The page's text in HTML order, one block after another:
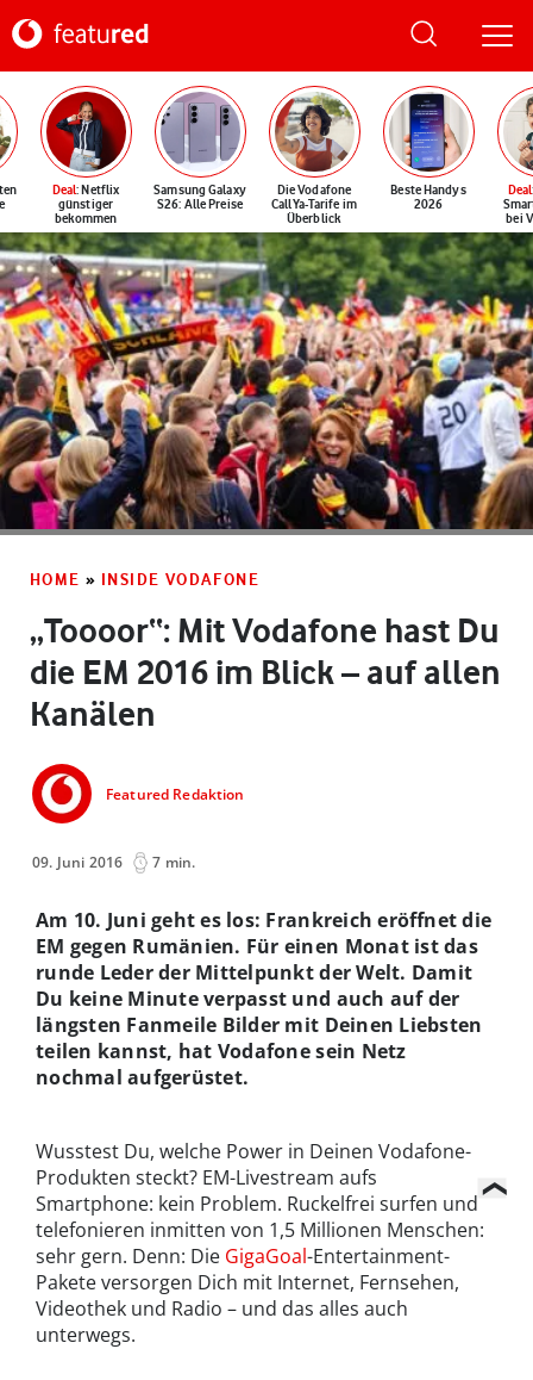
Deal: Netflix
günstiger
bekommen
Samsung Galaxy
S26: Alle Preise
Die Vodafone
CallYa-Tarife im
Überblick
Beste Handys
2026
Deal
bei
HOME » INSIDE VODAFONE
„Toooor“: Mit Vodafone hast Du
die EM 2016 im Blick – auf allen
Kanälen
Featured Redaktion
09. Juni 2016 7 min.
Am 10. Juni geht es los: Frankreich eröffnet die
EM gegen Rumänien. Für einen Monat ist das
runde Leder der Mittelpunkt der Welt. Damit
Du keine Minute verpasst und auch auf der
längsten Fanmeile Bilder mit Deinen Liebsten
teilen kannst, hat Vodafone sein Netz
nochmal aufgerüstet.
Wusstest Du, welche Power in Deinen Vodafone-
Produkten steckt? EM-Livestream aufs
Smartphone: kein Problem. Ruckelfrei surfen und
telefonieren inmitten von 1,5 Millionen Menschen:
sehr gern. Denn: Die GigaGoal-Entertainment-
Pakete versorgen Dich mit Internet, Fernsehen,
Videothek und Radio – und das alles auch
unterwegs.